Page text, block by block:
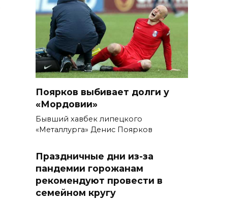
Поярков выбивает долги у
«Мордовии»
Бывший хавбек липецкого
«Металлурга» Денис Поярков
Праздничные дни из-за
пандемии горожанам
рекомендуют провести в
семейном кругу